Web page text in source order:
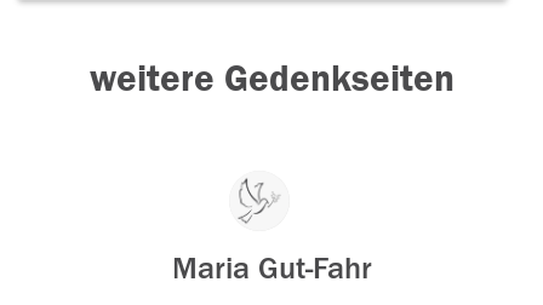
weitere Gedenkseiten
Maria Gut-Fahr